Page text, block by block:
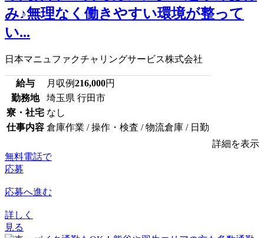
み♪無理なく働きやすい環境が整って
い...
日本マニュファクチャリングサービス株式会社
給与 月収例216,000円
勤務地
埼玉県 行田市
寮・社宅 なし
仕事内容 倉庫作業 / 操作・検査 / 物流倉庫 / 日勤
詳細を表示
無料電話で
応募
応募へ進む
詳しく
見る